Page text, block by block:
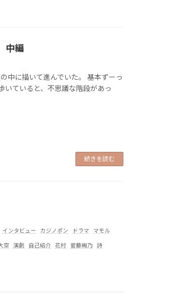
中編
中に描いて進んでいた。 基本ずーっ
いていると、不思議な階段があっ
続きを読む
インタビュー カジノポン ドラマ マモル
空 演劇 自己紹介 花村 菅藤絢乃 詩